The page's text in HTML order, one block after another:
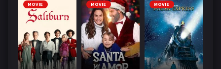
MOVIE MOVIE MOVIE